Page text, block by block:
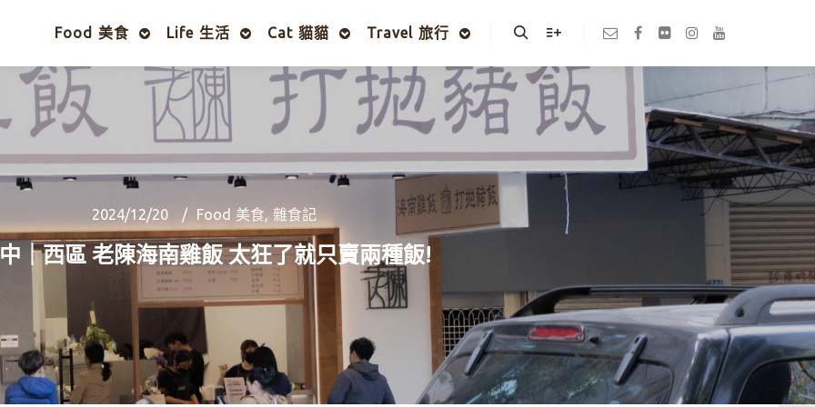
Food 美食 Life 生活 Cat 貓貓 Travel 旅行
2024/12/20 Food 美食, 雜食記
｜西區 老陳海南雞飯 太狂了就只賣兩種飯!